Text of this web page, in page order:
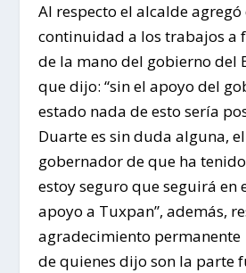
Al respecto el alcalde
continuidad a los trabajos a
de la mano del gobierno del
que dijo: “sin el apoyo del
estado nada de esto sería
Duarte es sin duda alguna,
gobernador de que ha
estoy seguro que seguirá en
apoyo a Tuxpan”, además,
agradecimiento
de quienes dijo son la parte